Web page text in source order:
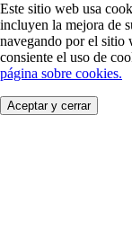
Este sitio web usa
incluyen la mejora de
navegando por el sitio
consiente el uso de
página sobre cookies.
Aceptar y cerrar